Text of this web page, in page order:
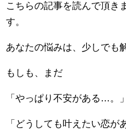
こちらの記事を読んで頂き
す。
あなたの悩みは、少しでも
もしも、まだ
「やっぱり不安がある…。」
「どうしても叶えたい恋が